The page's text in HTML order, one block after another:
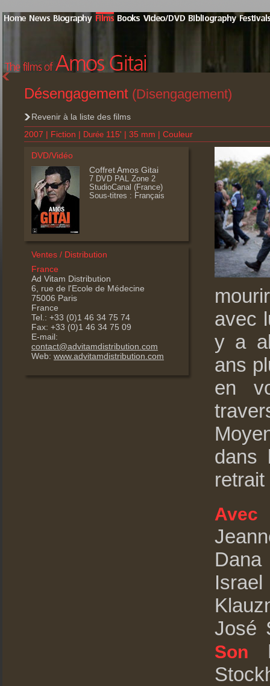
Désengagement (Disengagement)
Revenir à la liste des films
2007 | Fiction | Durée 115' | 35 mm | Couleur
DVD/Vidéo
Coffret Amos Gitai
7 DVD PAL Zone 2
StudioCanal (France)
Sous-titres : Français
Ventes / Distribution
France
Ad Vitam Distribution
6, rue de l'Ecole de Médecine
75006 Paris
France
Tel.: +33 (0)1 46 34 75 74
Fax: +33 (0)1 46 34 75 09
E-mail:
contact@advitamdistribution.com
Web: www.advitamdistribution.com
avec
y a
ans
en
dans
Avec
Dana
José
Son